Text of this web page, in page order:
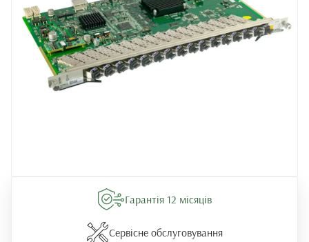
Гарантія 12 місяців
Сервісне обслуговування